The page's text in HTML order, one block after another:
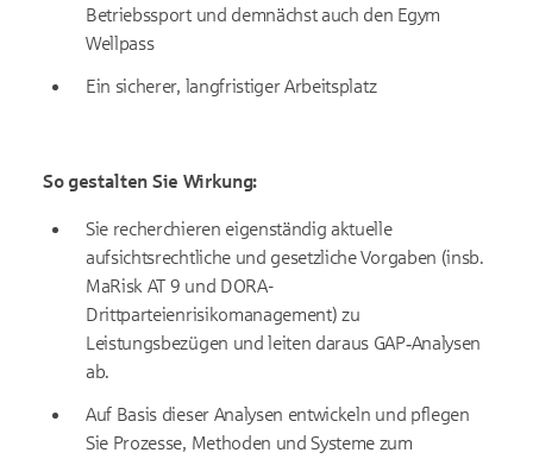
Betriebssport und demnächst auch den Egym
Wellpass
Ein sicherer, langfristiger Arbeitsplatz
So gestalten Sie Wirkung:
Sie recherchieren eigenständig aktuelle
aufsichtsrechtliche und gesetzliche Vorgaben (insb.
MaRisk AT 9 und DORA-
Drittparteienrisikomanagement) zu
Leistungsbezügen und leiten daraus GAP‑Analysen
ab.
Auf Basis dieser Analysen entwickeln und pflegen
Sie Prozesse, Methoden und Systeme zum